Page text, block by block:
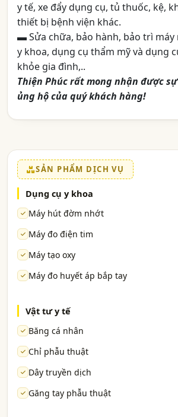
y tế, xe đẩy dụng cụ, tủ thuốc, kệ,
thiết bị bệnh viện khác.
▬ Sửa chữa, bảo hành, bảo trì máy
y khoa, dụng cụ thẩm mỹ và dụng
khỏe gia đình,..
Thiện Phúc rất mong nhận được
ủng hộ của quý khách hàng!
SẢN PHẨM DỊCH VỤ
Dụng cụ y khoa
Máy hút đờm nhớt
Máy đo điện tim
Máy tạo oxy
Máy đo huyết áp bắp tay
Vật tư y tế
Băng cá nhân
Chỉ phẫu thuật
Dây truyền dịch
Găng tay phẫu thuật